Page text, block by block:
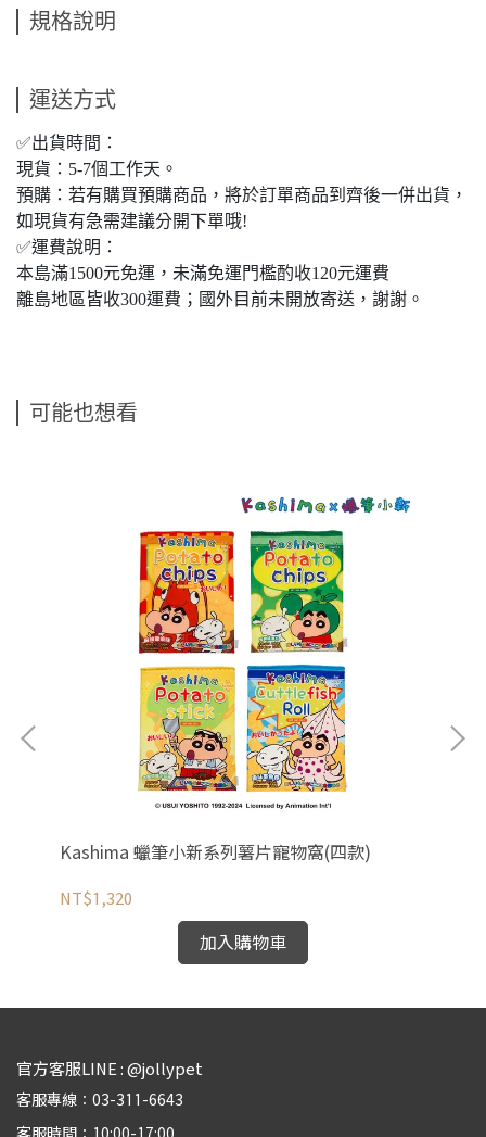
規格說明
運送方式
✅出貨時間：
現貨：5-7個工作天。
預購：若有購買預購商品，將於訂單商品到齊後一併出貨，
如現貨有急需建議分開下單哦!
✅運費說明：
本島滿1500元免運，未滿免運門檻酌收120元運費
離島地區皆收300運費；國外目前未開放寄送，謝謝。
可能也想看
Kashima 蠟筆小新系列薯片寵物窩(四款)
NT$1,320
加入購物車
官方客服LINE : @jollypet
客服專線：03-311-6643
客服時間：10:00-17:00